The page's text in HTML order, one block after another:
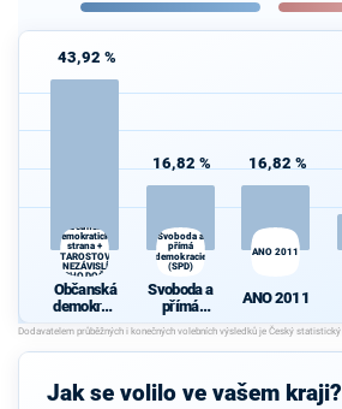
43,92 %
Občanská
demokratická
strana +
STAROSTOVÉ
A NEZÁVISLÍ a
VÝCHODOČEŠI
Občanská
demokrati
cká strana
+
STAROST
NEZÁVISL
16,82 %
Svoboda a
přímá
demokracie
(SPD)
Svoboda a
přímá
demokraci
e (SPD)
16,82 %
ANO 2011
ANO 2011
Jak se volilo ve vašem kraji?